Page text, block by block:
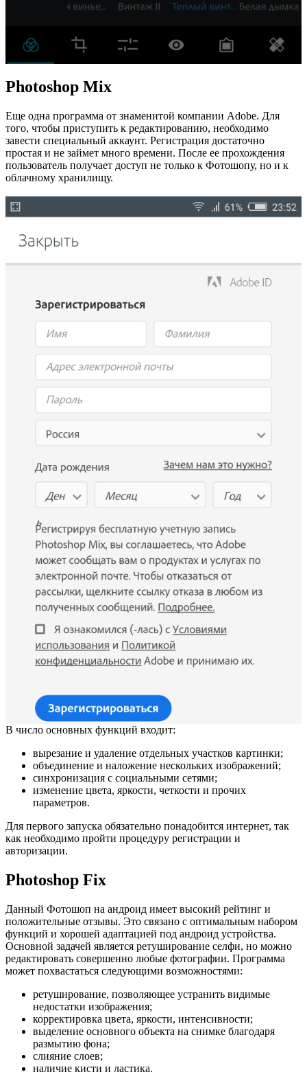
Photoshop Mix
Еще одна программа от знаменитой компании Adobe. Для
того, чтобы приступить к редактированию, необходимо
завести специальный аккаунт. Регистрация достаточно
простая и не займет много времени. После ее прохождения
пользователь получает доступ не только к Фотошопу, но и к
облачному хранилищу.
В число основных функций входит:
вырезание и удаление отдельных участков картинки;
объединение и наложение нескольких изображений;
синхронизация с социальными сетями;
изменение цвета, яркости, четкости и прочих
параметров.
Для первого запуска обязательно понадобится интернет, так
как необходимо пройти процедуру регистрации и
авторизации.
Photoshop Fix
Данный Фотошоп на андроид имеет высокий рейтинг и
положительные отзывы. Это связано с оптимальным набором
функций и хорошей адаптацией под андроид устройства.
Основной задачей является ретуширование селфи, но можно
редактировать совершенно любые фотографии. Программа
может похвастаться следующими возможностями:
ретуширование, позволяющее устранить видимые
недостатки изображения;
корректировка цвета, яркости, интенсивности;
выделение основного объекта на снимке благодаря
размытию фона;
слияние слоев;
наличие кисти и ластика.